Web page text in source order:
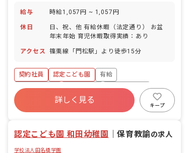
給与 時給1,057円 ~ 1,057円
休日
日、祝、他 有給休暇（法定通り） お盆
年末年始 育児休暇取得実績：あり
アクセス 篠栗線「門松駅」より徒歩15分
契約社員 認定こども園
有給
福利厚生充実
残業少なめ
産休育休制度
未経験歓迎
詳しく見る
キープ
認定こども園 和田幼稚園 ｜保育教諭の求人
学校法人田名橋学園